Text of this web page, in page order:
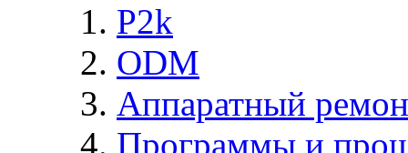
P2k
ODM
Аппаратный
Программы и